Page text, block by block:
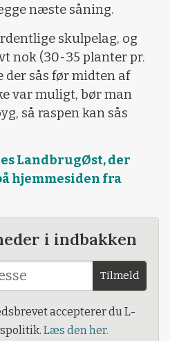
næste såning.
skulpelag, og
nok (30-35 planter pr.
sås før midten af
var muligt, bør man
så raspen kan sås
LandbrugØst, der
hjemmesiden fra
i indbakken
Tilmeld
accepterer du L-
Læs den her.